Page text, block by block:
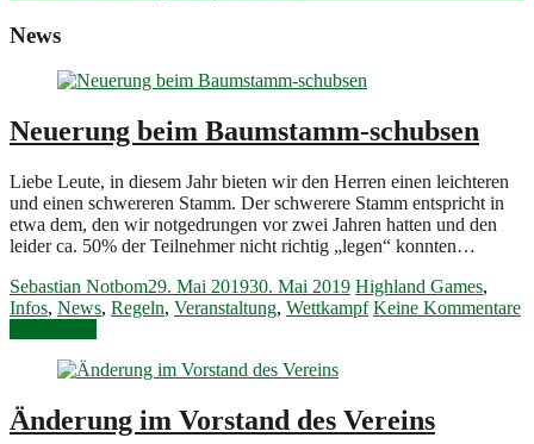
News
Neuerung beim Baumstamm-schubsen
Liebe Leute, in diesem Jahr bieten wir den Herren einen leichteren
und einen schwereren Stamm. Der schwerere Stamm entspricht in
etwa dem, den wir notgedrungen vor zwei Jahren hatten und den
leider ca. 50% der Teilnehmer nicht richtig „legen“ konnten…
Sebastian Notbom29. Mai 201930. Mai 2019 Highland Games,
Infos, News, Regeln, Veranstaltung, Wettkampf Keine Kommentare
Änderung im Vorstand des Vereins